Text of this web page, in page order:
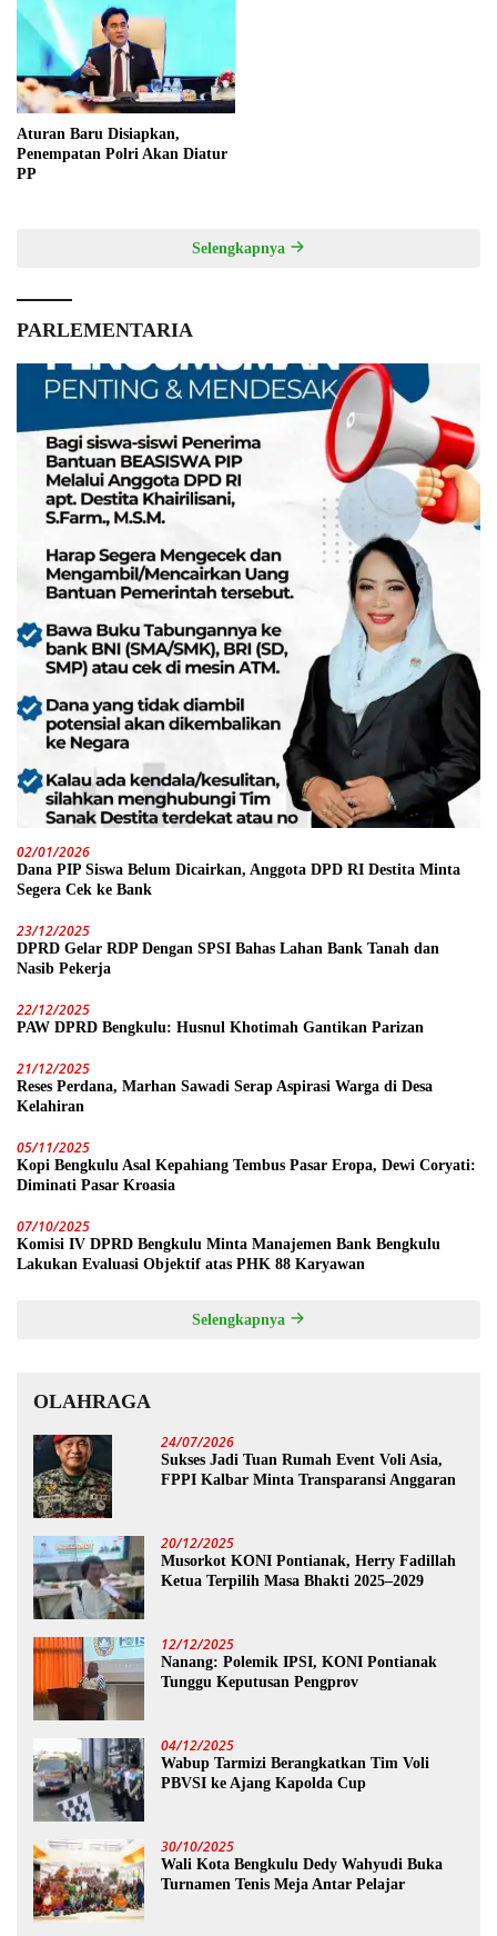
Aturan Baru Disiapkan,
Penempatan Polri Akan Diatur
PP
Selengkapnya
PARLEMENTARIA
02/01/2026
Dana PIP Siswa Belum Dicairkan, Anggota DPD RI Destita Minta
Segera Cek ke Bank
23/12/2025
DPRD Gelar RDP Dengan SPSI Bahas Lahan Bank Tanah dan
Nasib Pekerja
22/12/2025
PAW DPRD Bengkulu: Husnul Khotimah Gantikan Parizan
21/12/2025
Reses Perdana, Marhan Sawadi Serap Aspirasi Warga di Desa
Kelahiran
05/11/2025
Kopi Bengkulu Asal Kepahiang Tembus Pasar Eropa, Dewi Coryati:
Diminati Pasar Kroasia
07/10/2025
Komisi IV DPRD Bengkulu Minta Manajemen Bank Bengkulu
Lakukan Evaluasi Objektif atas PHK 88 Karyawan
Selengkapnya
OLAHRAGA
24/07/2026
Sukses Jadi Tuan Rumah Event Voli Asia,
FPPI Kalbar Minta Transparansi Anggaran
20/12/2025
Musorkot KONI Pontianak, Herry Fadillah
Ketua Terpilih Masa Bhakti 2025–2029
12/12/2025
Nanang: Polemik IPSI, KONI Pontianak
Tunggu Keputusan Pengprov
04/12/2025
Wabup Tarmizi Berangkatkan Tim Voli
PBVSI ke Ajang Kapolda Cup
30/10/2025
Wali Kota Bengkulu Dedy Wahyudi Buka
Turnamen Tenis Meja Antar Pelajar